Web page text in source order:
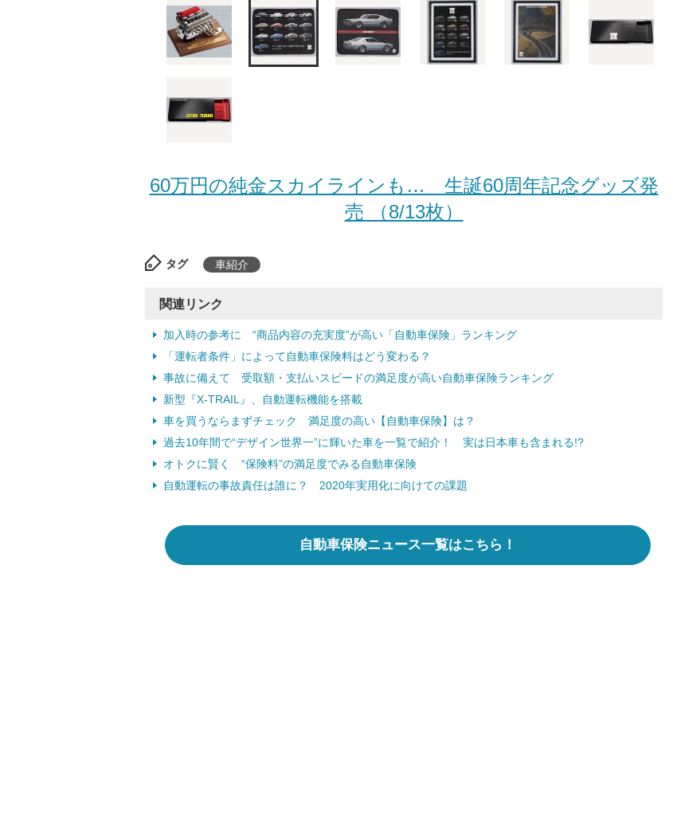
60万円の純金スカイラインも… 生誕60周年記念グッズ発
売 （8/13枚）
タグ 車紹介
関連リンク
加入時の参考に “商品内容の充実度”が高い「自動車保険」ランキング
「運転者条件」によって自動車保険料はどう変わる？
事故に備えて 受取額・支払いスピードの満足度が高い自動車保険ランキング
新型『X-TRAIL』、自動運転機能を搭載
車を買うならまずチェック 満足度の高い【自動車保険】は？
過去10年間で“デザイン世界一”に輝いた車を一覧で紹介！ 実は日本車も含まれる!?
オトクに賢く “保険料”の満足度でみる自動車保険
自動運転の事故責任は誰に？ 2020年実用化に向けての課題
自動車保険ニュース一覧はこちら！